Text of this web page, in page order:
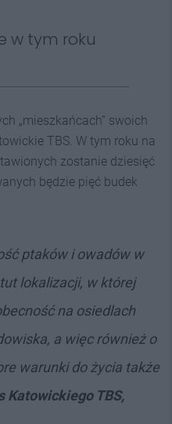
w tym roku
„mieszkańcach” swoich
TBS. W tym roku na
zostanie dziesięć
będzie pięć budek
ptaków i owadów w
lokalizacji, w której
na osiedlach
a więc również o
warunki do życia także
Katowickiego TBS,